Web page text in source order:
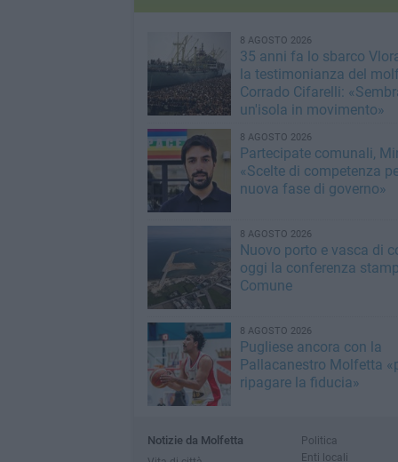
8 AGOSTO 2026
35 anni fa lo sbarco
la testimonianza del
Corrado Cifarelli:
un'isola in movimento»
8 AGOSTO 2026
Partecipate comunali,
«Scelte di competenza
nuova fase di governo»
8 AGOSTO 2026
Nuovo porto e vasca di
oggi la conferenza
Comune
8 AGOSTO 2026
Pugliese ancora con la
Pallacanestro Molfetta
ripagare la fiducia»
Notizie da Molfetta
Politica
Enti locali